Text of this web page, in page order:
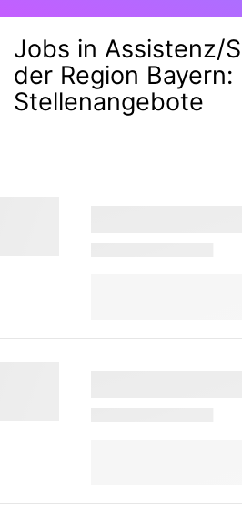
Jobs in Assistenz/
der Region Bayern:
Stellenangebote